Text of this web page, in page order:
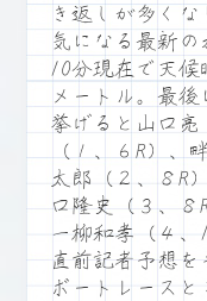
き返しが多く
気になる最新
10分現在で天候
メートル。最
挙げると山口亮
（１、６R）、
太郎（２、８R
口隆史（３、８
一柳和孝（４、
直前記者予想
ボートレース